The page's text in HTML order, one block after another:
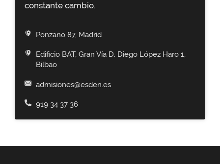
constante cambio.
Ponzano 87, Madrid
Edificio BAT, Gran Vía D. Diego López Haro 1,
Bilbao
admisiones@esden.es
919 34 37 36